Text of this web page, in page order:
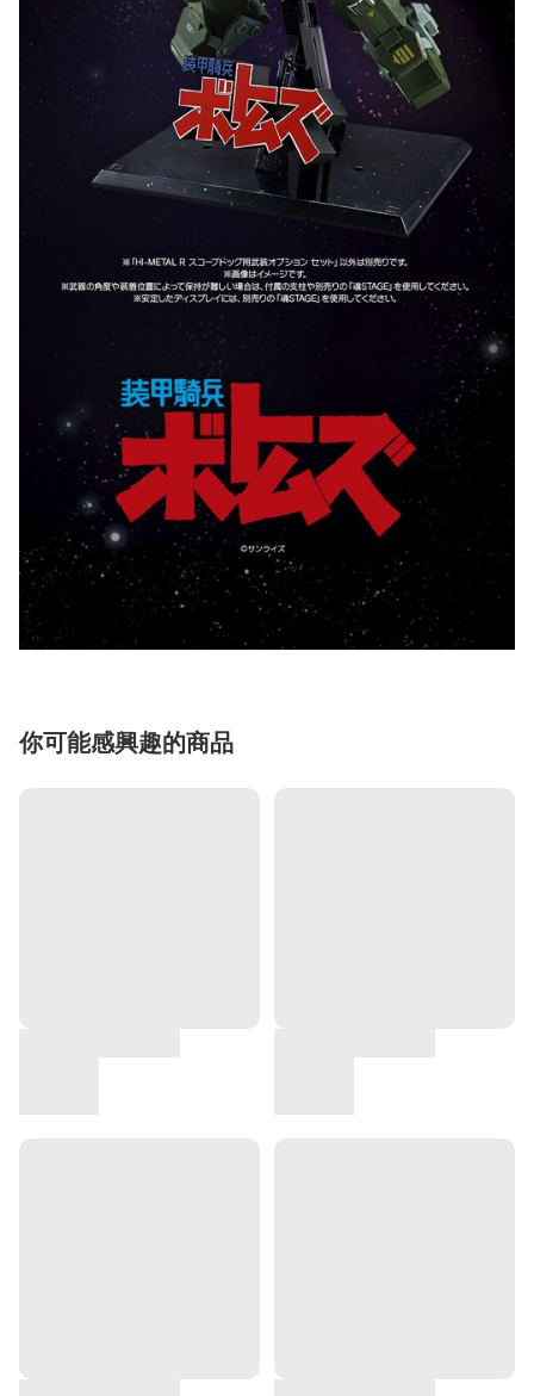
你可能感興趣的商品